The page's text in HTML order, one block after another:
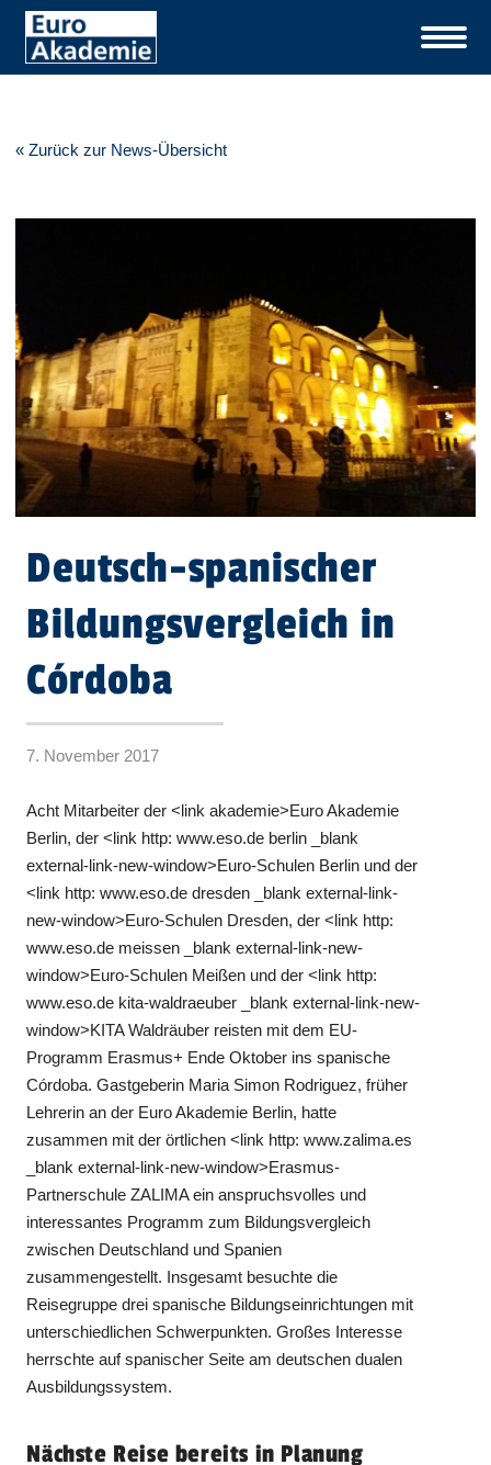
« Zurück zur News-Übersicht
Deutsch-spanischer
Bildungsvergleich in
Córdoba
7. November 2017
Acht Mitarbeiter der <link akademie>Euro Akademie
Berlin, der <link http: www.eso.de berlin _blank
external-link-new-window>Euro-Schulen Berlin und der
<link http: www.eso.de dresden _blank external-link-
new-window>Euro-Schulen Dresden, der <link http:
www.eso.de meissen _blank external-link-new-
window>Euro-Schulen Meißen und der <link http:
www.eso.de kita-waldraeuber _blank external-link-new-
window>KITA Waldräuber reisten mit dem EU-
Programm Erasmus+ Ende Oktober ins spanische
Córdoba. Gastgeberin Maria Simon Rodriguez, früher
Lehrerin an der Euro Akademie Berlin, hatte
zusammen mit der örtlichen <link http: www.zalima.es
_blank external-link-new-window>Erasmus-
Partnerschule ZALIMA ein anspruchsvolles und
interessantes Programm zum Bildungsvergleich
zwischen Deutschland und Spanien
zusammengestellt. Insgesamt besuchte die
Reisegruppe drei spanische Bildungseinrichtungen mit
unterschiedlichen Schwerpunkten. Großes Interesse
herrschte auf spanischer Seite am deutschen dualen
Ausbildungssystem.
Nächste Reise bereits in Planung